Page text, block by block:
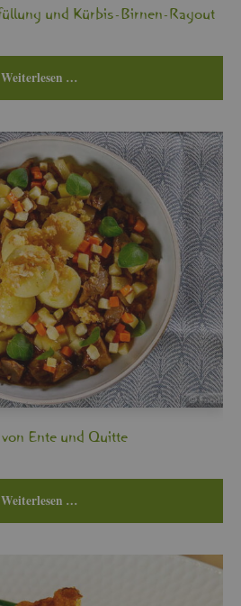
und Kür­bis-Bir­nen-Ra­gout
Wei­ter­le­sen …
Ente und Quit­te
Wei­ter­le­sen …